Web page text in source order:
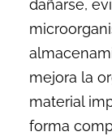
dañarse,
mejora la
material
forma